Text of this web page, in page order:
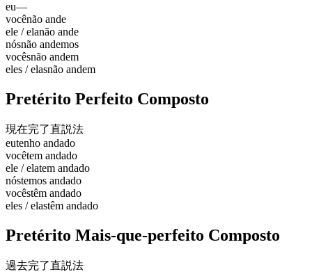
eu—
vocênão ande
ele / elanão ande
nósnão andemos
vocêsnão andem
eles / elasnão andem
Pretérito Perfeito Composto
現在完了直説法
eutenho andado
vocêtem andado
ele / elatem andado
nóstemos andado
vocêstêm andado
eles / elastêm andado
Pretérito Mais-que-perfeito Composto
過去完了直説法